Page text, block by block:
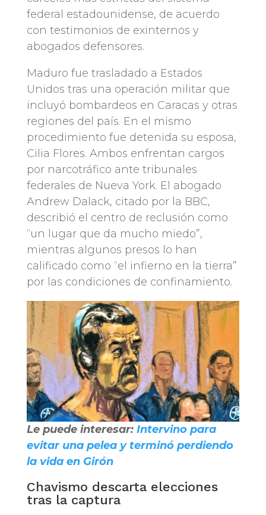
federal estadounidense, de acuerdo
con testimonios de exinternos y
abogados defensores.
Maduro fue trasladado a Estados
Unidos tras una operación militar que
incluyó bombardeos en Caracas y otras
regiones del país. En el mismo
procedimiento fue detenida su esposa,
Cilia Flores. Ambos enfrentan cargos
por narcotráfico ante tribunales
federales de Nueva York. El abogado
Andrew Dalack, citado por la BBC,
describió el centro de reclusión como
“un lugar que da mucho miedo”,
mientras algunos presos lo han
calificado como “el infierno en la tierra”
por las condiciones de confinamiento.
Le puede interesar: Intervino para
evitar una pelea y terminó perdiendo
la vida en Girón
Chavismo descarta elecciones
tras la captura